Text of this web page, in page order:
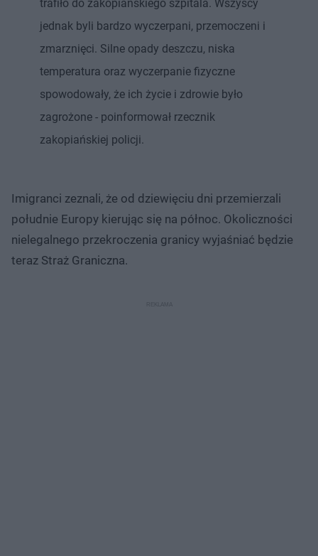
trafiło do zakopiańskiego szpitala. Wszyscy
jednak byli bardzo wyczerpani, przemoczeni i
zmarznięci. Silne opady deszczu, niska
temperatura oraz wyczerpanie fizyczne
spowodowały, że ich życie i zdrowie było
zagrożone - poinformował rzecznik
zakopiańskiej policji.
Imigranci zeznali, że od dziewięciu dni przemierzali
południe Europy kierując się na północ. Okoliczności
nielegalnego przekroczenia granicy wyjaśniać będzie
teraz Straż Graniczna.